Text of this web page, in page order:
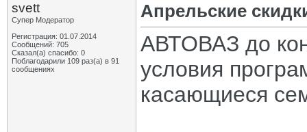
svett
Супер Модератор
Регистрация: 01.07.2014
Сообщений: 705
Сказал(а) спасибо: 0
Поблагодарили 109 раз(а) в 91
сообщениях
Апрельские
АВТОВАЗ до
условия
касающиеся